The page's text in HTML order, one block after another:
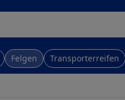
Felgen Transporterreifen